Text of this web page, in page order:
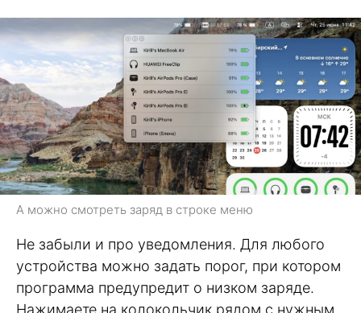
А можно смотреть заряд в строке меню
Не забыли и про уведомления. Для любого
устройства можно задать порог, при котором
программа предупредит о низком заряде.
Нажимаете на колокольчик рядом с нужным